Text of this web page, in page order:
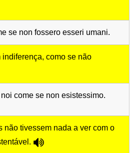
se non fossero esseri umani.
indiferença, como se não
come se non esistessimo.
não tivessem nada a ver com o